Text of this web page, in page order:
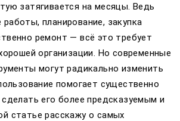
затягивается на месяцы. Ведь
планирование, закупка
ремонт — всё это требует
организации. Но современные
могут радикально изменить
помогает существенно
его более предсказуемым и
статье расскажу о самых